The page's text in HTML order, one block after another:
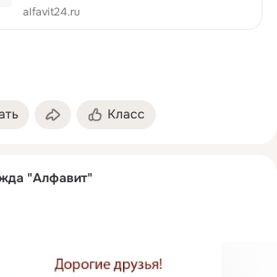
качества! Бесплатная доставка,
alfavit24.ru
Класс
"Алфавит"